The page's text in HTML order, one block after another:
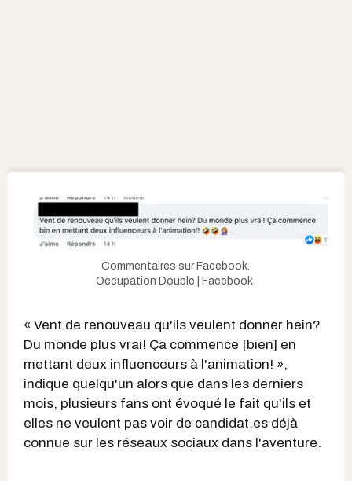
Commentaires sur Facebook.
Occupation Double | Facebook
« Vent de renouveau qu'ils veulent donner hein?
Du monde plus vrai! Ça commence [bien] en
mettant deux influenceurs à l'animation! »,
indique quelqu'un alors que dans les derniers
mois, plusieurs fans ont évoqué le fait qu'ils et
elles ne veulent pas voir de candidat.es déjà
connue sur les réseaux sociaux dans l'aventure.